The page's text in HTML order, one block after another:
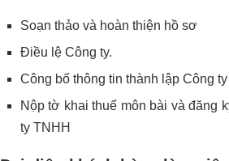
Soạn thảo và hoàn thiện hồ sơ
Điều lệ Công ty.
Công bố thông tin thành lập Công
Nộp tờ khai thuế môn bài và đăng
ty TNHH